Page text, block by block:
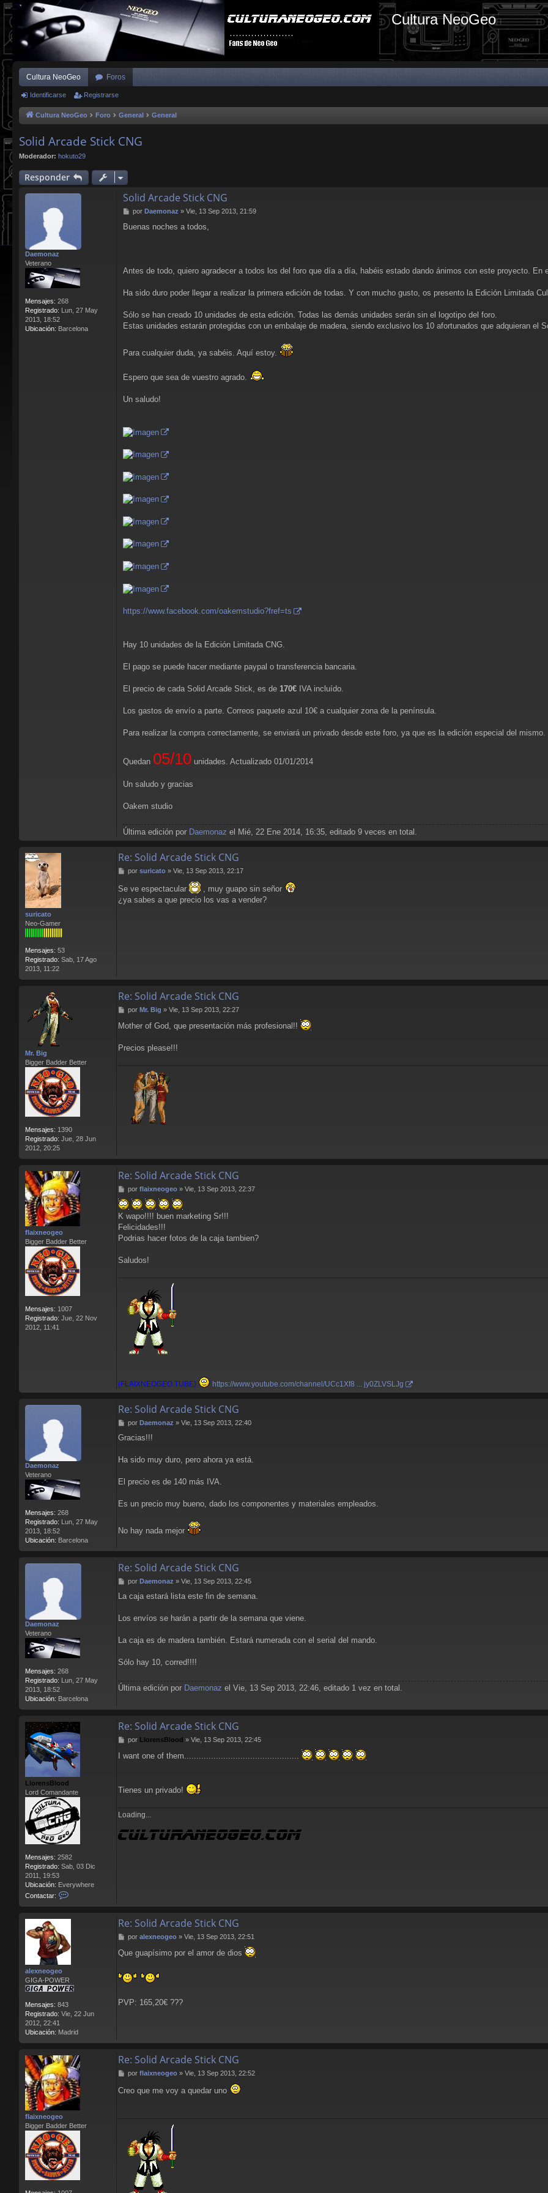
Cultura NeoGeo
Cultura NeoGeo Foros
Identificarse Registrarse
Cultura NeoGeo Foro General General
Solid Arcade Stick CNG
Moderador: hokuto29
Responder
Daemonaz
Veterano
Mensajes: 268
Registrado: Lun, 27 May
2013, 18:52
Ubicación: Barcelona
Solid Arcade Stick CNG
M
n
por Daemonaz » Vie, 13 Sep 2013, 21:59
Buenas noches a todos,
Antes de todo, quiero agradecer a todos los del foro que día a día, habéis estado dando ánimos con este proyecto. En
Ha sido duro poder llegar a realizar la primera edición de todas. Y con mucho gusto, os presento la Edición Limitada
Sólo se han creado 10 unidades de esta edición. Todas las demás unidades serán sin el logotipo del foro.
Estas unidades estarán protegidas con un embalaje de madera, siendo exclusivo los 10 afortunados que adquieran el
Para cualquier duda, ya sabéis. Aquí estoy.
Espero que sea de vuestro agrado.
Un saludo!
https://www.facebook.com/oakemstudio?fref=ts
Hay 10 unidades de la Edición Limitada CNG.
El pago se puede hacer mediante paypal o transferencia bancaria.
El precio de cada Solid Arcade Stick, es de 170€ IVA incluído.
Los gastos de envío a parte. Correos paquete azul 10€ a cualquier zona de la península.
Para realizar la compra correctamente, se enviará un privado desde este foro, ya que es la edición especial del mismo.
Quedan 05/10 unidades. Actualizado 01/01/2014
Un saludo y gracias
Oakem studio
Última edición por Daemonaz el Mié, 22 Ene 2014, 16:35, editado 9 veces en total.
suricato
Neo-Gamer
Mensajes: 53
Registrado: Sab, 17 Ago
2013, 11:22
Re: Solid Arcade Stick CNG
M
n
s
por suricato» Vie, 13 Sep 2013, 22:17
Se ve espectacular
, muy guapo sin señor
¿ya sabes a que precio los vas a vender?
Mr. Big
Bigger Badder Better
Mensajes: 1390
Registrado: Jue, 28 Jun
2012, 20:25
Re: Solid Arcade Stick CNG
M
n
a
por Mr. Big » Vie, 13 Sep 2013, 22:27
Mother of God, que presentación más profesional!!
Precios please!!!
flaixneogeo
Bigger Badder Better
Mensajes: 1007
Registrado: Jue, 22 Nov
2012, 11:41
Re: Solid Arcade Stick CNG
M
e
n
s
a
e
por flaixneogeo» Vie, 13 Sep 2013, 22:37
K wapo!!!! buen marketing Sr!!!
Felicidades!!!
Podrias hacer fotos de la caja tambien?
Saludos!
(FLAIXNEOGEO TUBE) https://www.youtube.com/channel/UCc1Xf8 ... jy0ZLVSLJg
Daemonaz
Veterano
Mensajes: 268
Registrado: Lun, 27 May
2013, 18:52
Ubicación: Barcelona
Re: Solid Arcade Stick CNG
M
n
a
por Daemonaz » Vie, 13 Sep 2013, 22:40
Gracias!!!
Ha sido muy duro, pero ahora ya está.
El precio es de 140 más IVA.
Es un precio muy bueno, dado los componentes y materiales empleados.
No hay nada mejor
Daemonaz
Veterano
Mensajes: 268
Registrado: Lun, 27 May
2013, 18:52
Ubicación: Barcelona
Re: Solid Arcade Stick CNG
M
n
a
por Daemonaz » Vie, 13 Sep 2013, 22:45
La caja estará lista este fin de semana.
Los envíos se harán a partir de la semana que viene.
La caja es de madera también. Estará numerada con el serial del mando.
Sólo hay 10, corred!!!!
Última edición por Daemonaz el Vie, 13 Sep 2013, 22:46, editado 1 vez en total.
LlorensBlood
Lord Comandante
Mensajes: 2582
Registrado: Sab, 03 Dic
2011, 19:53
Ubicación: Everywhere
Contactar:
t
t
r
l
o
e
s
o
o
d
Re: Solid Arcade Stick CNG
M
n
e
por LlorensBlood » Vie, 13 Sep 2013, 22:45
I want one of them...............................................
Tienes un privado!
Loading...
alexneogeo
GIGA-POWER
Mensajes: 843
Registrado: Vie, 22 Jun
2012, 22:41
Ubicación: Madrid
Re: Solid Arcade Stick CNG
M
n
a
j
por alexneogeo» Vie, 13 Sep 2013, 22:51
Que guapísimo por el amor de dios
PVP: 165,20€ ???
flaixneogeo
Bigger Badder Better
Re: Solid Arcade Stick CNG
M
n
por flaixneogeo» Vie, 13 Sep 2013, 22:52
Creo que me voy a quedar uno